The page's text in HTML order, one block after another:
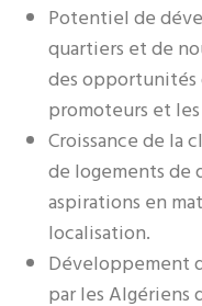
Potentiel de
quartiers et de
des opportunités
promoteurs et
Croissance de la
de logements de
aspirations en
localisation.
Développement
par les Algériens